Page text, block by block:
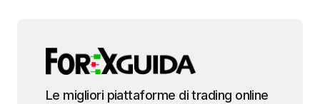
Le migliori piattaforme di trading online